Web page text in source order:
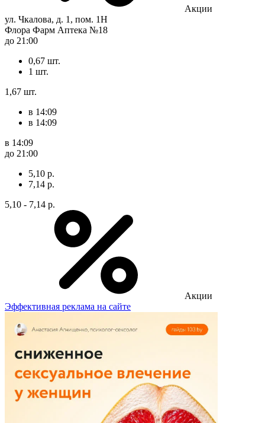
Акции
ул. Чкалова, д. 1, пом. 1Н
Флора Фарм Аптека №18
до 21:00
0,67 шт.
1 шт.
1,67 шт.
в 14:09
в 14:09
в 14:09
до 21:00
5,10 р.
7,14 р.
5,10 - 7,14 р.
Акции
Эффективная реклама на сайте